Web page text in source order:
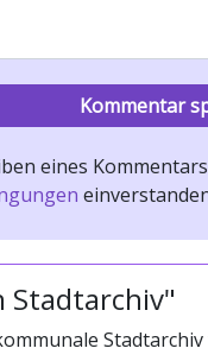
eines
Stadtarchiv"